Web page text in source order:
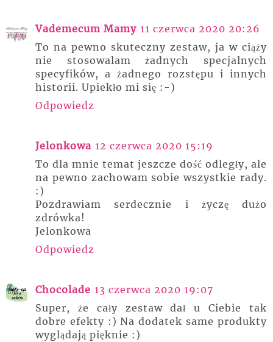
Vademecum Mamy 11 czerwca 2020 20:26
To na pewno skuteczny zestaw, ja w ciąży
nie stosowalam żadnych specjalnych
specyfików, a żadnego rozstępu i innych
historii. Upiekło mi się :-)
Odpowiedz
Jelonkowa 12 czerwca 2020 15:19
To dla mnie temat jeszcze dość odległy, ale
na pewno zachowam sobie wszystkie rady.
:)
Pozdrawiam serdecznie i życzę dużo
zdrówka!
Jelonkowa
Odpowiedz
Chocolade 13 czerwca 2020 19:07
Super, że cały zestaw dał u Ciebie tak
dobre efekty :) Na dodatek same produkty
wyglądają pięknie :)